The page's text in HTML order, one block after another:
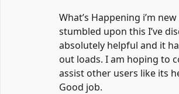
What’s Happening i’m
stumbled upon this I’ve
absolutely helpful and it
out loads. I am hoping to
assist other users like its
Good job.